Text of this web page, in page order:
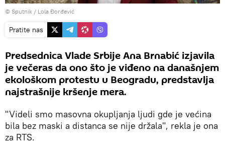
© Sputnik / Lola Đorđević
Pratite nas
Predsednica Vlade Srbije Ana Brnabić izjavila
je večeras da ono što je viđeno na današnjem
ekološkom protestu u Beogradu, predstavlja
najstrašnije kršenje mera.
"Videli smo masovna okupljanja ljudi gde je većina
bila bez maski a distanca se nije držala", rekla je ona
za RTS.